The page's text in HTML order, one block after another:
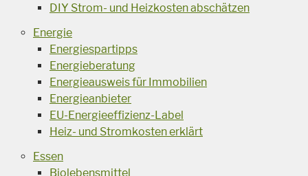
DIY Strom- und Heizkosten abschätzen
Energie
Energiespartipps
Energieberatung
Energieausweis für Immobilien
Energieanbieter
EU-Energieeffizienz-Label
Heiz- und Stromkosten erklärt
Essen
Biolebensmittel